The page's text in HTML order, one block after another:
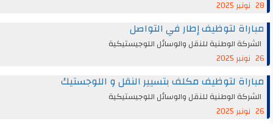
28 نونبر 2025
مباراة لتوظيف إطار في التواصل
الشركة الوطنية للنقل والوسائل اللوجيستيكية
26 نونبر 2025
مباراة لتوظيف مكلف بتسيير النقل و اللوجستيك
الشركة الوطنية للنقل والوسائل اللوجيستيكية
26 نونبر 2025